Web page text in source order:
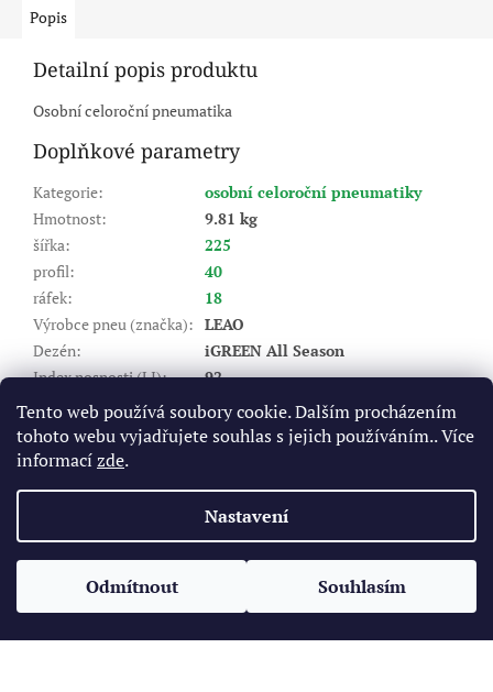
Tento web používá soubory cookie. Dalším procházením
tohoto webu vyjadřujete souhlas s jejich používáním.. Více
informacízde.
Nastavení
Odmítnout Souhlasím
Popis
Detailní popis produktu
Osobní celoroční pneumatika
Doplňkové parametry
Kategorie:
osobní celoroční pneumatiky
Hmotnost:
9.81 kg
šířka:
225
profil:
40
ráfek:
18
Výrobce pneu (značka): LEAO
Dezén:
iGREEN All Season
Index nosnosti (LI):
92
Rychlostní index (SI)
W - do 270 km/hod
Valivý odpor :
C
Záběr na mokru
t
Vytvořil Shoptet